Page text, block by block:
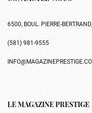
6500, BOUL. PIERRE-
(581) 981-9555
LE MAGAZINE PRESTIGE